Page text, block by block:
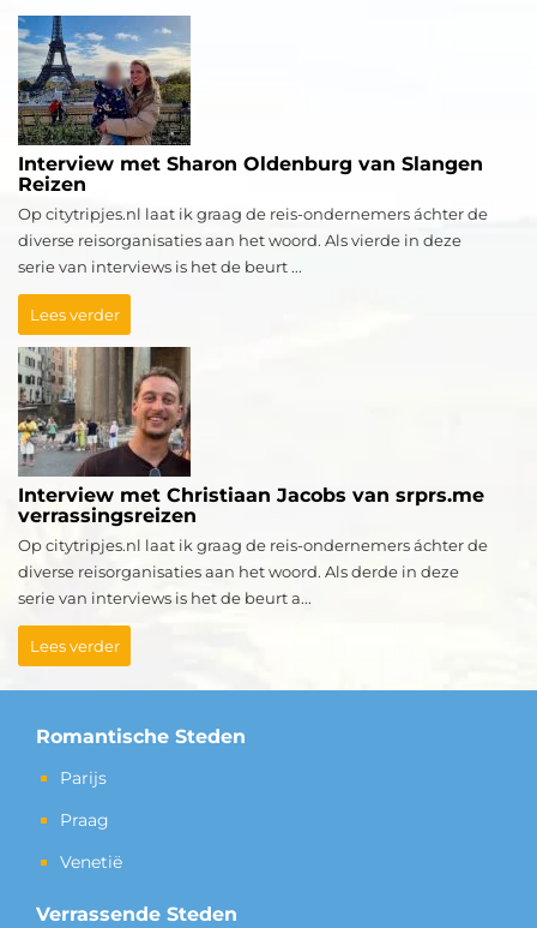
Interview met Sharon Oldenburg van Slangen
Reizen
Op citytripjes.nl laat ik graag de reis-ondernemers áchter de
diverse reisorganisaties aan het woord. Als vierde in deze
serie van interviews is het de beurt ...
Lees verder
Interview met Christiaan Jacobs van srprs.me
verrassingsreizen
Op citytripjes.nl laat ik graag de reis-ondernemers áchter de
diverse reisorganisaties aan het woord. Als derde in deze
serie van interviews is het de beurt a...
Lees verder
Romantische Steden
Parijs
Praag
Venetië
Verrassende Steden